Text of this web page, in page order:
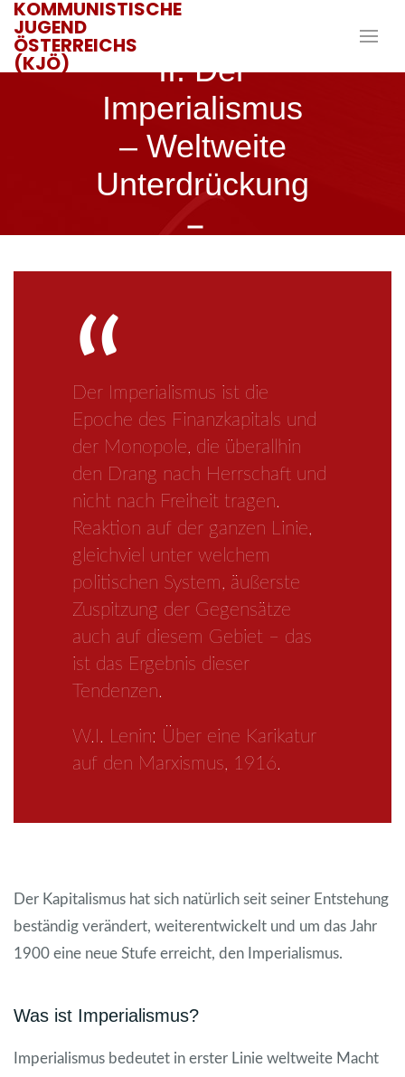
KOMMUNISTISCHE
JUGEND
ÖSTERREICHS
(KJÖ)
II. Der
Imperialismus
– Weltweite
Unterdrückung
Der Imperialismus ist die
Epoche des Finanzkapitals und
der Monopole, die überallhin
den Drang nach Herrschaft und
nicht nach Freiheit tragen.
Reaktion auf der ganzen Linie,
gleichviel unter welchem
politischen System, äußerste
Zuspitzung der Gegensätze
auch auf diesem Gebiet – das
ist das Ergebnis dieser
Tendenzen.
W.I. Lenin: Über eine Karikatur
auf den Marxismus, 1916.
Der Kapitalismus hat sich natürlich seit seiner Entstehung
beständig verändert, weiterentwickelt und um das Jahr
1900 eine neue Stufe erreicht, den Imperialismus.
Was ist Imperialismus?
Imperialismus bedeutet in erster Linie weltweite Macht